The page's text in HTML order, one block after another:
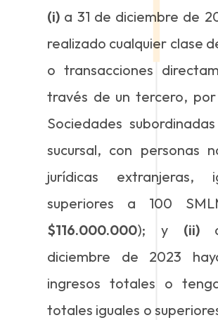
(i) a 31 de diciembre de
realizado cualquier clase
o transacciones
través de un tercero,
Sociedades
sucursal, con personas
jurídicas extranjeras,
superiores a 100
$116.000.000); y (ii)a
diciembre de 2023
ingresos totales o
totales iguales o